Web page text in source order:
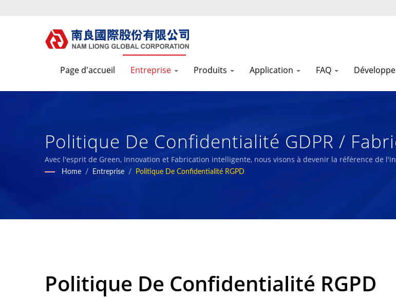
Page d'accueil Entreprise Produits Application FAQ
Politique De Confidentialité GDPR /
Matériaux Composites En Mousse
Avec l'esprit de Green, Innovation et Fabrication intelligente, nous visons à devenir la référence de
avec nos employés et la société.
Home / Entreprise / Politique De Confidentialité RGPD
Politique De Confidentialité RGPD